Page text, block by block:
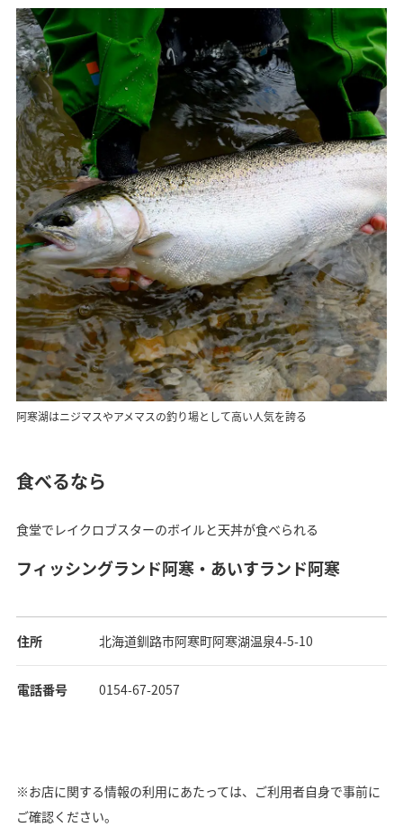
阿寒湖はニジマスやアメマスの釣り場として高い人気を誇る
食べるなら
食堂でレイクロブスターのボイルと天丼が食べられる
フィッシングランド阿寒・あいすランド阿寒
住所 北海道釧路市阿寒町阿寒湖温泉4-5-10
電話番号 0154-67-2057
※お店に関する情報の利用にあたっては、ご利用者自身で事前に
ご確認ください。